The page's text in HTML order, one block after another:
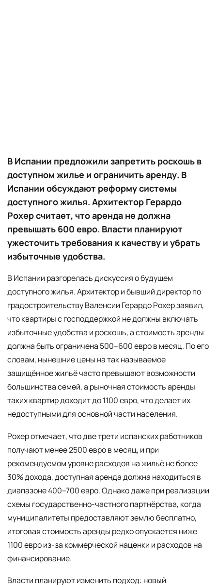
В Испании предложили запретить роскошь в
доступном жилье и ограничить аренду. В
Испании обсуждают реформу системы
доступного жилья. Архитектор Герардо
Рохер считает, что аренда не должна
превышать 600 евро. Власти планируют
ужесточить требования к качеству и убрать
избыточные удобства.
В Испании разгорелась дискуссия о будущем
доступного жилья. Архитектор и бывший директор по
градостроительству Валенсии Герардо Рохер заявил,
что квартиры с господдержкой не должны включать
избыточные удобства и роскошь, а стоимость аренды
должна быть ограничена 500–600 евро в месяц. По его
словам, нынешние цены на так называемое
защищённое жильё часто превышают возможности
большинства семей, а рыночная стоимость аренды
таких квартир доходит до 1100 евро, что делает их
недоступными для основной части населения.
Рохер отмечает, что две трети испанских работников
получают менее 2500 евро в месяц, и при
рекомендуемом уровне расходов на жильё не более
30% дохода, доступная аренда должна находиться в
диапазоне 400–700 евро. Однако даже при реализации
схемы государственно-частного партнёрства, когда
муниципалитеты предоставляют землю бесплатно,
итоговая стоимость аренды редко опускается ниже
1100 евро из-за коммерческой наценки и расходов на
финансирование.
Власти планируют изменить подход: новый